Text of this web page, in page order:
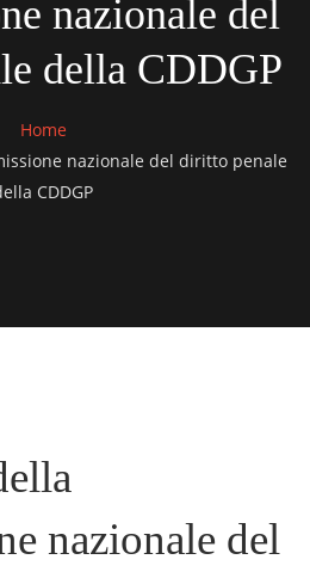
nazionale del
della CDDGP
Home
nazionale del diritto penale
CDDGP
nazionale del